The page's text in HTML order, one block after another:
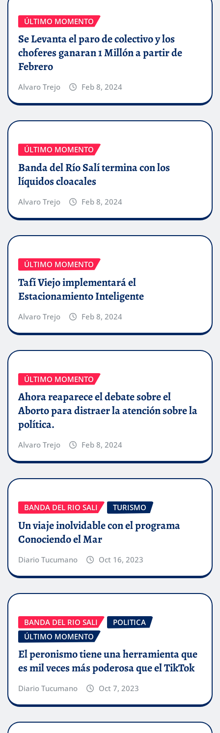
ÚLTIMO MOMENTO
Se Levanta el paro de colectivo y los
choferes ganaran 1 Millón a partir de
Febrero
Alvaro Trejo Feb 8, 2024
ÚLTIMO MOMENTO
Banda del Río Salí termina con los
líquidos cloacales
Alvaro Trejo Feb 8, 2024
ÚLTIMO MOMENTO
Tafí Viejo implementará el
Estacionamiento Inteligente
Alvaro Trejo Feb 8, 2024
ÚLTIMO MOMENTO
Ahora reaparece el debate sobre el
Aborto para distraer la atención sobre la
política.
Alvaro Trejo Feb 8, 2024
BANDA DEL RIO SALI TURISMO
Un viaje inolvidable con el programa
Conociendo el Mar
Diario Tucumano Oct 16, 2023
BANDA DEL RIO SALI
POLITICA
ÚLTIMO MOMENTO
El peronismo tiene una herramienta que
es mil veces más poderosa que el TikTok
Diario Tucumano Oct 7, 2023